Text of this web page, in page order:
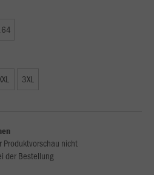
3XL
Produktvorschau nicht
der Bestellung